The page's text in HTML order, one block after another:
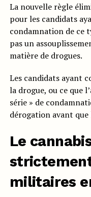
La nouvelle règle
pour les candidats
condamnation de ce
pas un
matière de drogues.
Les candidats ayant
la drogue, ou ce que
série » de
dérogation avant
Le
militaires